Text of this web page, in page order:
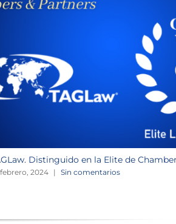
Distinguido en la Elite de
2024 | Sin comentarios